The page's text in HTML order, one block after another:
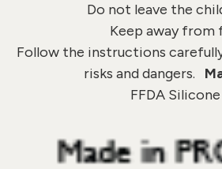
Do not leave the
Keep away from
Follow the instructions
risks and dangers.
FFDA Silicone